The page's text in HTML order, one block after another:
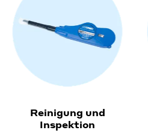
Reinigung und
Inspektion